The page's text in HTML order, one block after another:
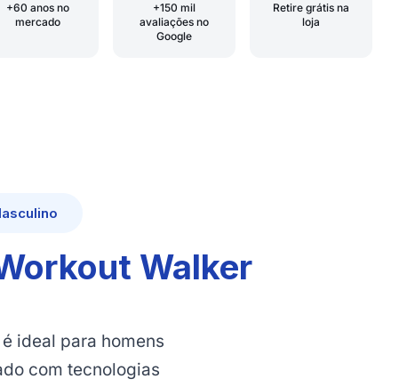
+60 anos no
mercado
+150 mil
avaliações no
Google
Retire grátis na
loja
Walker
ideal para homens
com tecnologias